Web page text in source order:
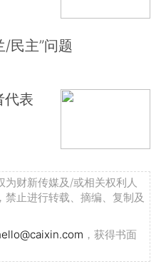
/民主”问题
代表
为财新传媒及/或相关权利人
止进行转载、摘编、复制及
，获得书面